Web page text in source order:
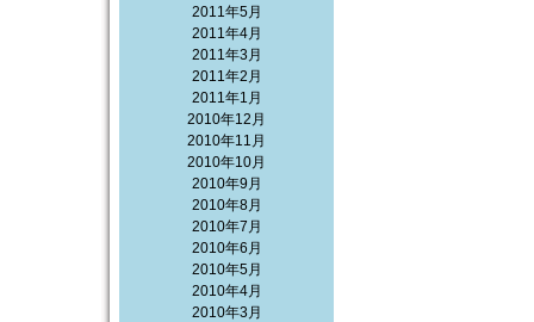
2011年5月
2011年4月
2011年3月
2011年2月
2011年1月
2010年12月
2010年11月
2010年10月
2010年9月
2010年8月
2010年7月
2010年6月
2010年5月
2010年4月
2010年3月